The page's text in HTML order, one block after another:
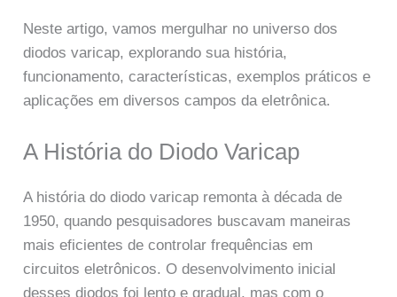
Neste artigo, vamos mergulhar no universo dos
diodos varicap, explorando sua história,
funcionamento, características, exemplos práticos e
aplicações em diversos campos da eletrônica.
A História do Diodo Varicap
A história do diodo varicap remonta à década de
1950, quando pesquisadores buscavam maneiras
mais eficientes de controlar frequências em
circuitos eletrônicos. O desenvolvimento inicial
desses diodos foi lento e gradual, mas com o